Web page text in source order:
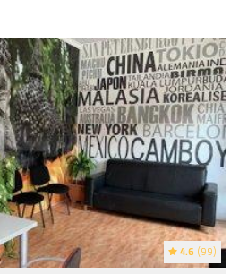
4.6 (99)